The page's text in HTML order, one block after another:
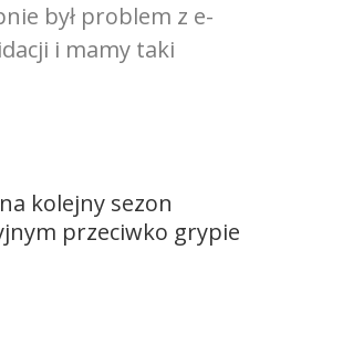
był problem z e-
i mamy taki
kolejny sezon
przeciwko grypie